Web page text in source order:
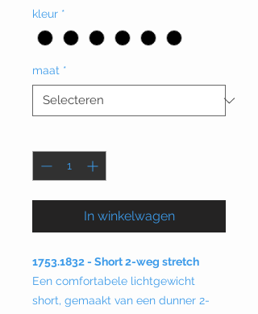
kleur *
maat *
In winkelwagen
1753.1832 - Short 2-weg stretch
Een comfortabele lichtgewicht
short, gemaakt van een dunner 2-